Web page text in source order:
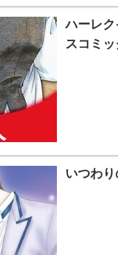
ハーレ
スコミッ
いつわ